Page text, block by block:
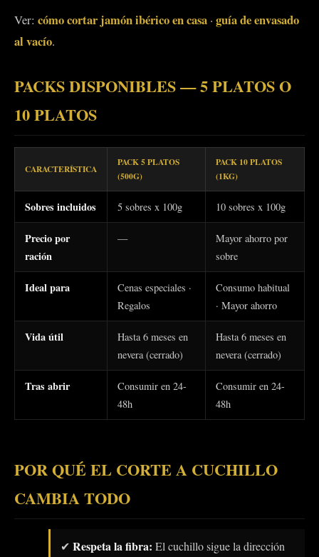
Ver: cómo cortar jamón ibérico en casa · guía de envasado
al vacío.
PACKS DISPONIBLES — 5 PLATOS O
10 PLATOS
CARACTERÍSTICA
PACK 5 PLATOS
(500G)
PACK 10 PLATOS
(1KG)
Sobres incluidos 5 sobres x 100g 10 sobres x 100g
Precio por
ración
—
Mayor ahorro por
sobre
Ideal para
Cenas especiales ·
Regalos
Consumo habitual
· Mayor ahorro
Vida útil
Hasta 6 meses en
nevera (cerrado)
Hasta 6 meses en
nevera (cerrado)
Tras abrir
Consumir en 24-
48h
Consumir en 24-
48h
POR QUÉ EL CORTE A CUCHILLO
CAMBIA TODO
✔ Respeta la fibra: El cuchillo sigue la dirección